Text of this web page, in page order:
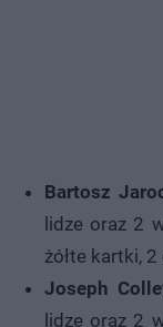
Bartosz
lidze oraz 2
żółte kartki,
Joseph
lidze oraz 2